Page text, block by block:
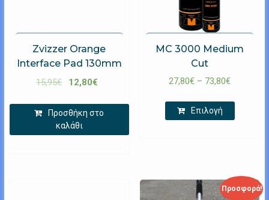
Zvizzer Orange
Interface Pad 130mm
15,95€ 12,80€
Προσθήκη στο
καλάθι
MC 3000 Medium
Cut
27,80€ – 73,80€
Επιλογή
Προσφορά!